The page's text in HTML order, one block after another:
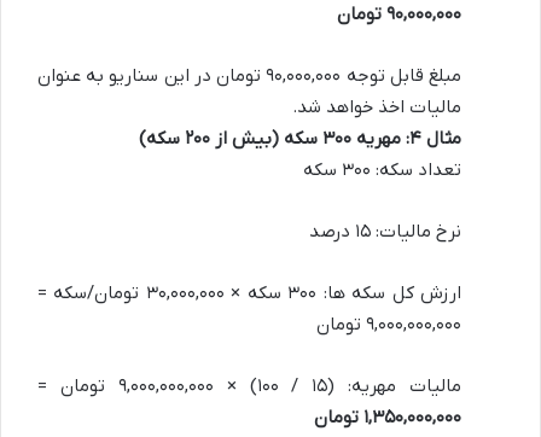
۹۰,۰۰۰,۰۰۰ تومان
مبلغ قابل توجه ۹۰,۰۰۰,۰۰۰ تومان در این سناریو به عنوان
مالیات اخذ خواهد شد.
مثال ۴: مهریه ۳۰۰ سکه (بیش از ۲۰۰ سکه)
تعداد سکه: ۳۰۰ سکه
نرخ مالیات: ۱۵ درصد
ارزش کل سکه ها: ۳۰۰ سکه × ۳۰,۰۰۰,۰۰۰ تومان/سکه =
۹,۰۰۰,۰۰۰,۰۰۰ تومان
مالیات مهریه: (۱۵ / ۱۰۰) × ۹,۰۰۰,۰۰۰,۰۰۰ تومان =
۱,۳۵۰,۰۰۰,۰۰۰ تومان